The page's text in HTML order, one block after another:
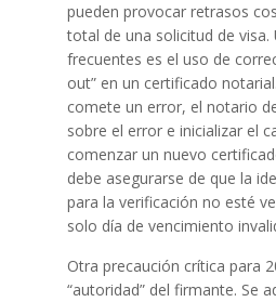
pueden provocar retrasos
total de una solicitud de
frecuentes es el uso de
out” en un certificado
comete un error, el notario
sobre el error e inicializar el
comenzar un nuevo
debe asegurarse de que la
para la verificación no esté
solo día de vencimiento
Otra precaución crítica para
“autoridad” del firmante. Se